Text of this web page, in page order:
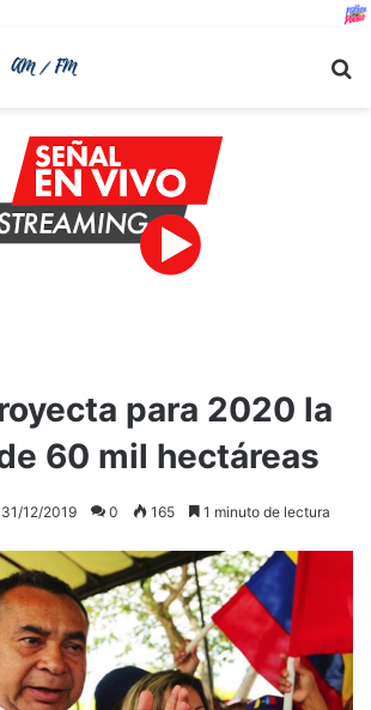
para 2020 la
60 mil hectáreas
31/12/2019 0 165 1 minuto de lectura